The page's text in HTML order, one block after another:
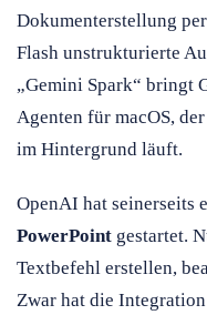
Dokumenterstellung
Flash unstrukturierte
„Gemini Spark“ bringt
Agenten für macOS,
im Hintergrund läuft.
OpenAI hat seinerseits
PowerPoint gestartet.
Textbefehl erstellen,
Zwar hat die